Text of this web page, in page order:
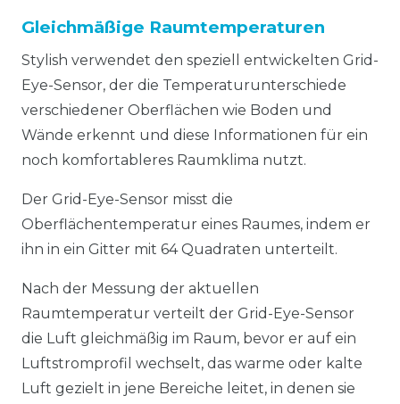
Gleichmäßige Raumtemperaturen
Stylish verwendet den speziell entwickelten Grid-
Eye-Sensor, der die Temperaturunterschiede
verschiedener Oberflächen wie Boden und
Wände erkennt und diese Informationen für ein
noch komfortableres Raumklima nutzt.
Der Grid-Eye-Sensor misst die
Oberflächentemperatur eines Raumes, indem er
ihn in ein Gitter mit 64 Quadraten unterteilt.
Nach der Messung der aktuellen
Raumtemperatur verteilt der Grid-Eye-Sensor
die Luft gleichmäßig im Raum, bevor er auf ein
Luftstromprofil wechselt, das warme oder kalte
Luft gezielt in jene Bereiche leitet, in denen sie